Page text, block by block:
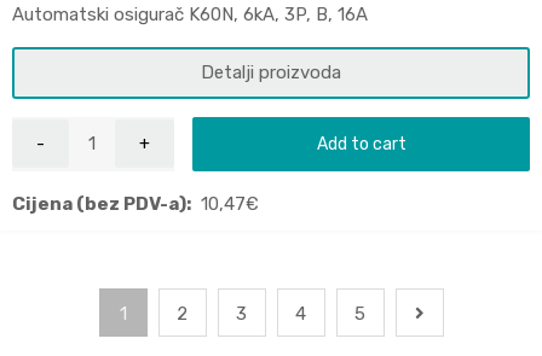
Automatski osigurač K60N, 6kA, 3P, B, 16A
Detalji proizvoda
Add to cart
Cijena (bez PDV-a): 10,47€
1 2 3 4 5